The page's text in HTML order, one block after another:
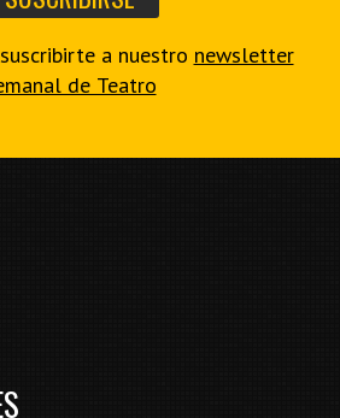
a nuestro newsletter
de Teatro